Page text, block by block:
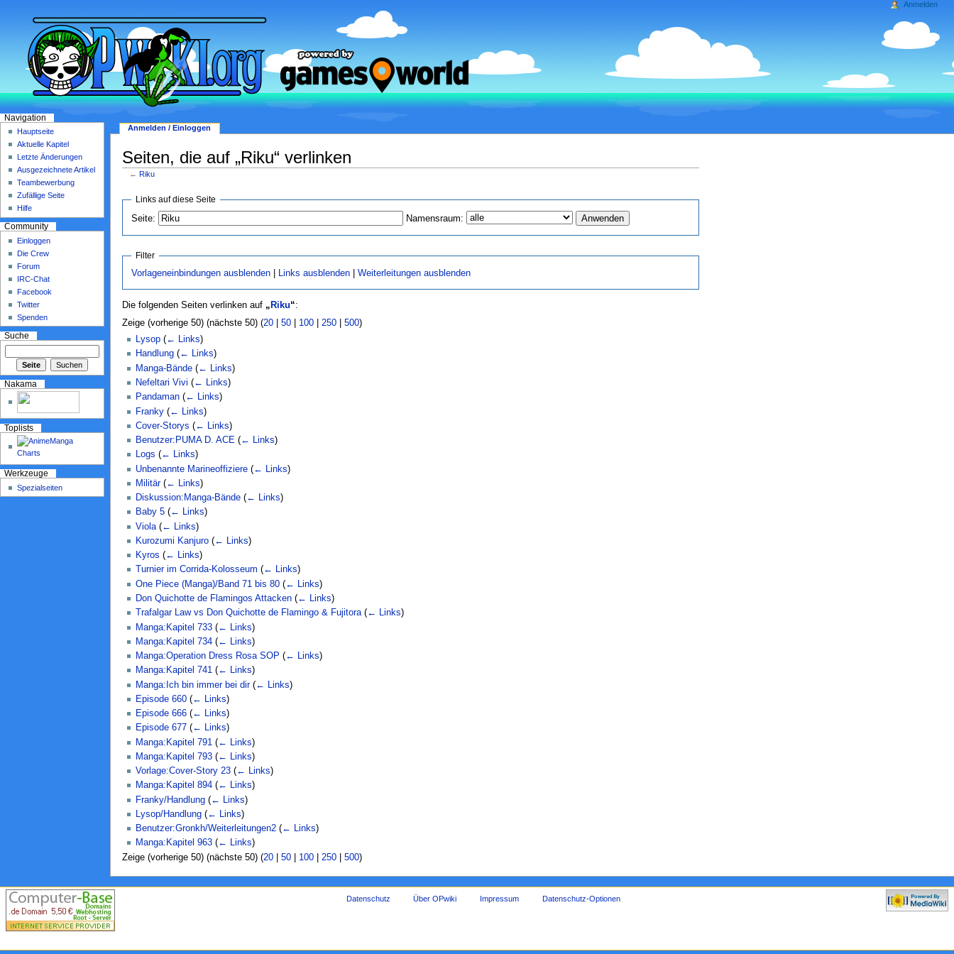
Seiten, die auf „Riku“ verlinken
← Riku
Links auf diese Seite
Seite:
Namensraum:
Filter
Vorlageneinbindungen ausblenden
Links ausblenden |Weiterleitungen ausblenden
Die folgenden Seiten verlinken auf „ Riku“:
Zeige (vorherige 50) (nächste 50) (20| 50| 100| 250| 500)
Lysop (← Links)
Handlung (← Links)
Manga-Bände (← Links)
Nefeltari Vivi (← Links)
Pandaman (← Links)
Franky (← Links)
Cover-Storys (← Links)
Benutzer:PUMA D. ACE (← Links)
Logs (← Links)
Unbenannte Marineoffiziere (← Links)
Militär (← Links)
Diskussion:Manga-Bände (← Links)
Baby 5 (← Links)
Viola (← Links)
Kurozumi Kanjuro (← Links)
Kyros (← Links)
Turnier im Corrida-Kolosseum (← Links)
One Piece (Manga)/Band 71 bis 80 (← Links)
Don Quichotte de Flamingos Attacken (← Links)
Trafalgar Law vs Don Quichotte de Flamingo & Fujitora (← Links)
Manga:Kapitel 733 (← Links)
Manga:Kapitel 734 (← Links)
Manga:Operation Dress Rosa SOP (← Links)
Manga:Kapitel 741 (← Links)
Manga:Ich bin immer bei dir (← Links)
Episode 660 (← Links)
Episode 666 (← Links)
Episode 677 (← Links)
Manga:Kapitel 791 (← Links)
Manga:Kapitel 793 (← Links)
Vorlage:Cover-Story 23 (← Links)
Manga:Kapitel 894 (← Links)
Franky/Handlung (← Links)
Lysop/Handlung (← Links)
Benutzer:Gronkh/Weiterleitungen2 (← Links)
Manga:Kapitel 963 (← Links)
Zeige (vorherige 50) (nächste 50) (20| 50| 100| 250| 500)
Anmelden / Einloggen
Anmelden
Navigation
Hauptseite
Aktuelle Kapitel
Letzte Änderungen
Ausgezeichnete Artikel
Teambewerbung
Zufällige Seite
Hilfe
Community
Einloggen
Die Crew
Forum
IRC-Chat
Facebook
Twitter
Spenden
Suche
Nakama
Toplists
Werkzeuge
Spezialseiten
Datenschutz Über OPwiki Impressum Datenschutz-Optionen